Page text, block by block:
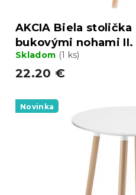
AKCIA Biela stolička
bukovými nohami
Skladom (1 ks)
22.20 €
Novinka